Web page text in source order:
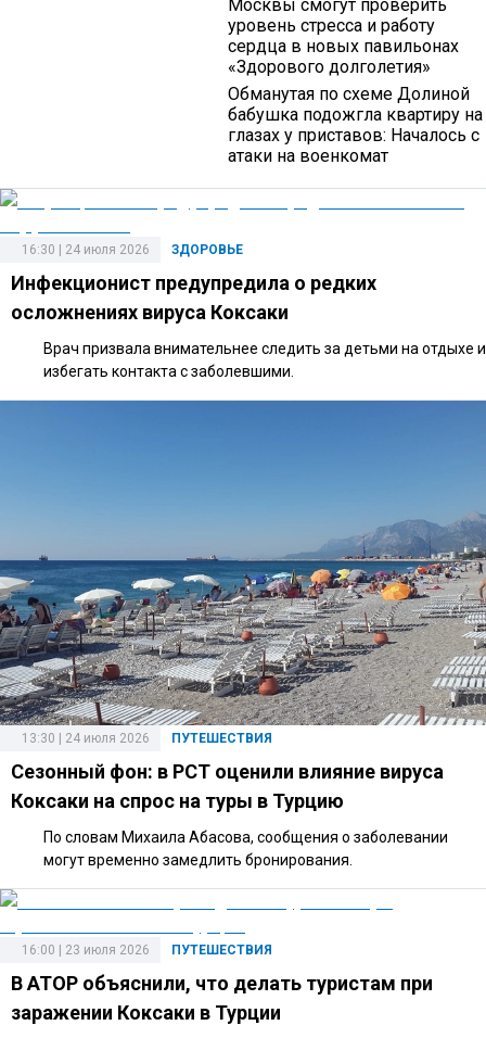
Москвы смогут проверить
уровень стресса и работу
сердца в новых павильонах
«Здорового долголетия»
Обманутая по схеме Долиной
бабушка подожгла квартиру на
глазах у приставов: Началось с
атаки на военкомат
ЗДОРОВЬЕ
16:30 | 24 июля 2026
Инфекционист предупредила о редких
осложнениях вируса Коксаки
Врач призвала внимательнее следить за детьми на отдыхе и
избегать контакта с заболевшими.
ПУТЕШЕСТВИЯ
13:30 | 24 июля 2026
Сезонный фон: в РСТ оценили влияние вируса
Коксаки на спрос на туры в Турцию
По словам Михаила Абасова, сообщения о заболевании
могут временно замедлить бронирования.
ПУТЕШЕСТВИЯ
16:00 | 23 июля 2026
В АТОР объяснили, что делать туристам при
заражении Коксаки в Турции